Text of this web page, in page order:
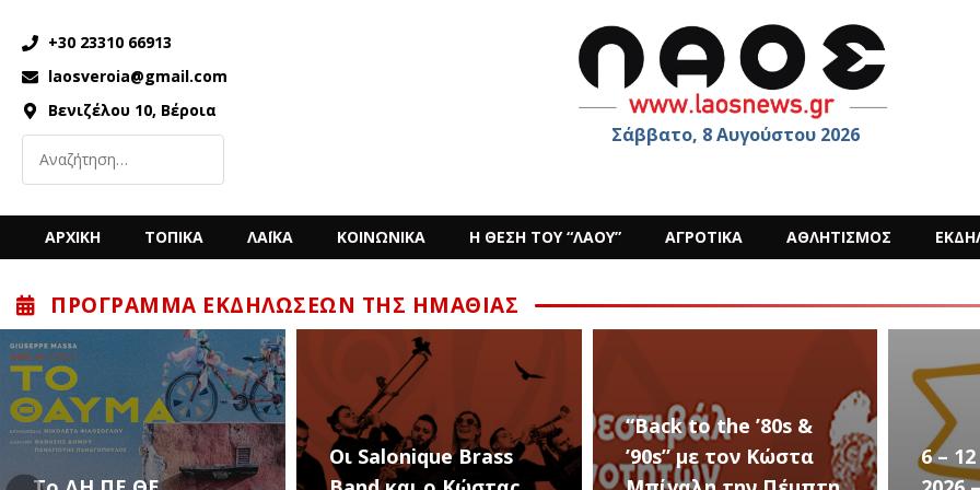
+30 23310 66913
laosveroia@gmail.com
Βενιζέλου 10, Βέροια
Σάββατο, 8 Αυγούστου 2026
ΑΡΧΙΚΗ ΤΟΠΙΚΑ ΛΑΪΚΑ ΚΟΙΝΩΝΙΚΑ Η ΘΕΣΗ ΤΟΥ “ΛΑΟΥ” ΑΓΡΟΤΙΚΑ ΑΘΛΗΤΙΣΜΟΣ
ΠΡΌΓΡΑΜΜΑ ΕΚΔΗΛΏΣΕΩΝ ΤΗΣ ΗΜΑΘΊΑΣ
Οι Salonique Brass
“Back to the ’80s &
’90s” με τον Κώστα
6 – 12